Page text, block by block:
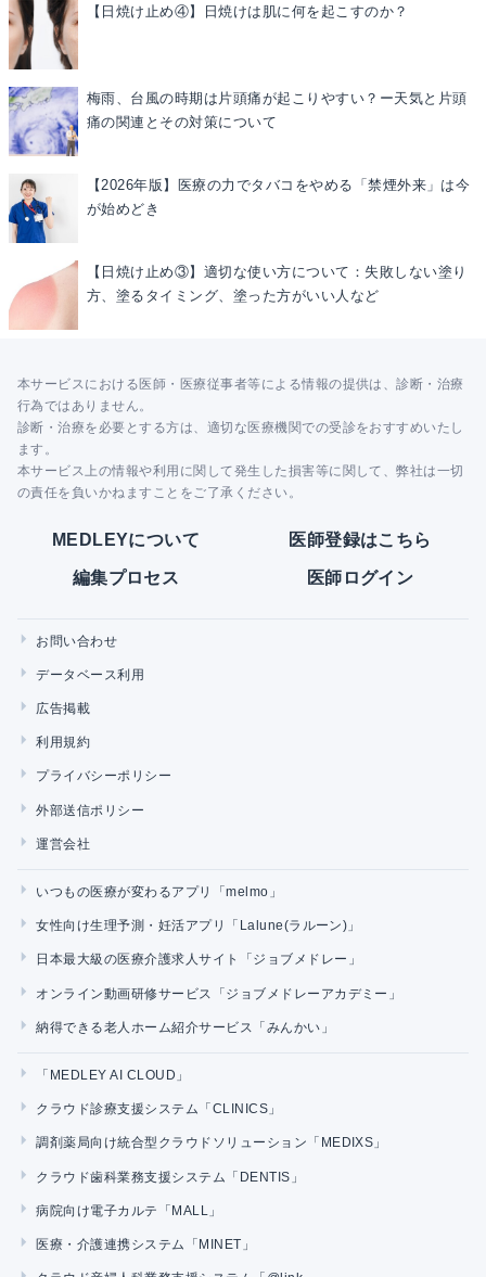
【日焼け止め④】日焼けは肌に何を起こすのか？
梅雨、台風の時期は片頭痛が起こりやすい？ー天気と片頭
痛の関連とその対策について
【2026年版】医療の力でタバコをやめる「禁煙外来」は今
が始めどき
【日焼け止め③】適切な使い方について：失敗しない塗り
方、塗るタイミング、塗った方がいい人など
本サービスにおける医師・医療従事者等による情報の提供は、診断・治療
行為ではありません。
診断・治療を必要とする方は、適切な医療機関での受診をおすすめいたし
ます。
本サービス上の情報や利用に関して発生した損害等に関して、弊社は一切
の責任を負いかねますことをご了承ください。
MEDLEYについて 医師登録はこちら
編集プロセス 医師ログイン
お問い合わせ
データベース利用
広告掲載
利用規約
プライバシーポリシー
外部送信ポリシー
運営会社
いつもの医療が変わるアプリ「melmo」
女性向け生理予測・妊活アプリ「Lalune(ラルーン)」
日本最大級の医療介護求人サイト「ジョブメドレー」
オンライン動画研修サービス「ジョブメドレーアカデミー」
納得できる老人ホーム紹介サービス「みんかい」
「MEDLEY AI CLOUD」
クラウド診療支援システム「CLINICS」
調剤薬局向け統合型クラウドソリューション「MEDIXS」
クラウド歯科業務支援システム「DENTIS」
病院向け電子カルテ「MALL」
医療・介護連携システム「MINET」